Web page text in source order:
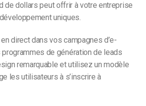
de dollars peut offrir à votre entreprise
uniques.
direct dans vos campagnes d’e-
de génération de leads
remarquable et utilisez un modèle
les utilisateurs à s’inscrire à